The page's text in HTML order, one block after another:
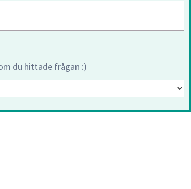
du hittade frågan :)